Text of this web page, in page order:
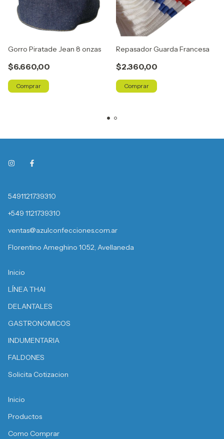
Gorro Piratade Jean 8 onzas
$6.660,00
Repasador Guarda Francesa
$2.360,00
5491121739310
+549 1121739310
ventas@azulconfecciones.com.ar
Florentino Ameghino 1052, Avellaneda
Inicio
LÍNEA THAI
DELANTALES
GASTRONOMICOS
INDUMENTARIA
FALDONES
Solicita Cotizacion
Inicio
Productos
Como Comprar